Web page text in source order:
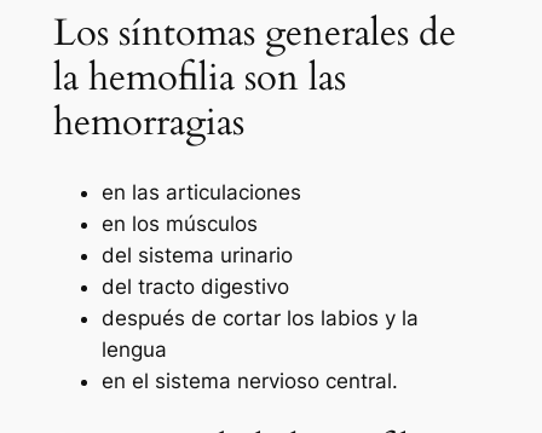
Los síntomas generales de
la hemofilia son las
hemorragias
en las articulaciones
en los músculos
del sistema urinario
del tracto digestivo
después de cortar los labios y la
lengua
en el sistema nervioso central.